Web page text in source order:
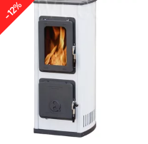
-12%